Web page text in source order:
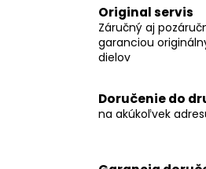
Original servis
Záručný aj
garanciou
dielov
Doručenie do
na akúkoľvek